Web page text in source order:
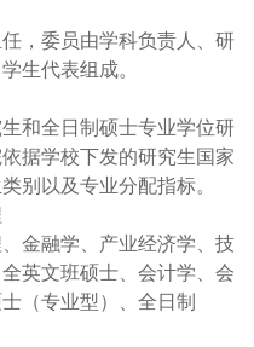
，委员由学科负责人、研
生代表组成。
和全日制硕士专业学位研
据学校下发的研究生国家
别以及专业分配指标。
金融学、产业经济学、技
英文班硕士、会计学、会
（专业型）、全日制